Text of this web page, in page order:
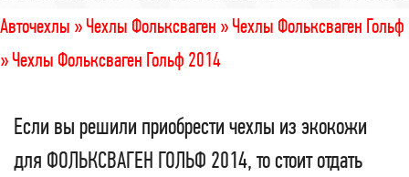
Авточехлы »Чехлы Фольксваген »Чехлы Фольксваген Гольф
»Чехлы Фольксваген Гольф 2014
Если вы решили приобрести чехлы из экокожи
для ФОЛЬКСВАГЕН ГОЛЬФ 2014, то стоит отдать